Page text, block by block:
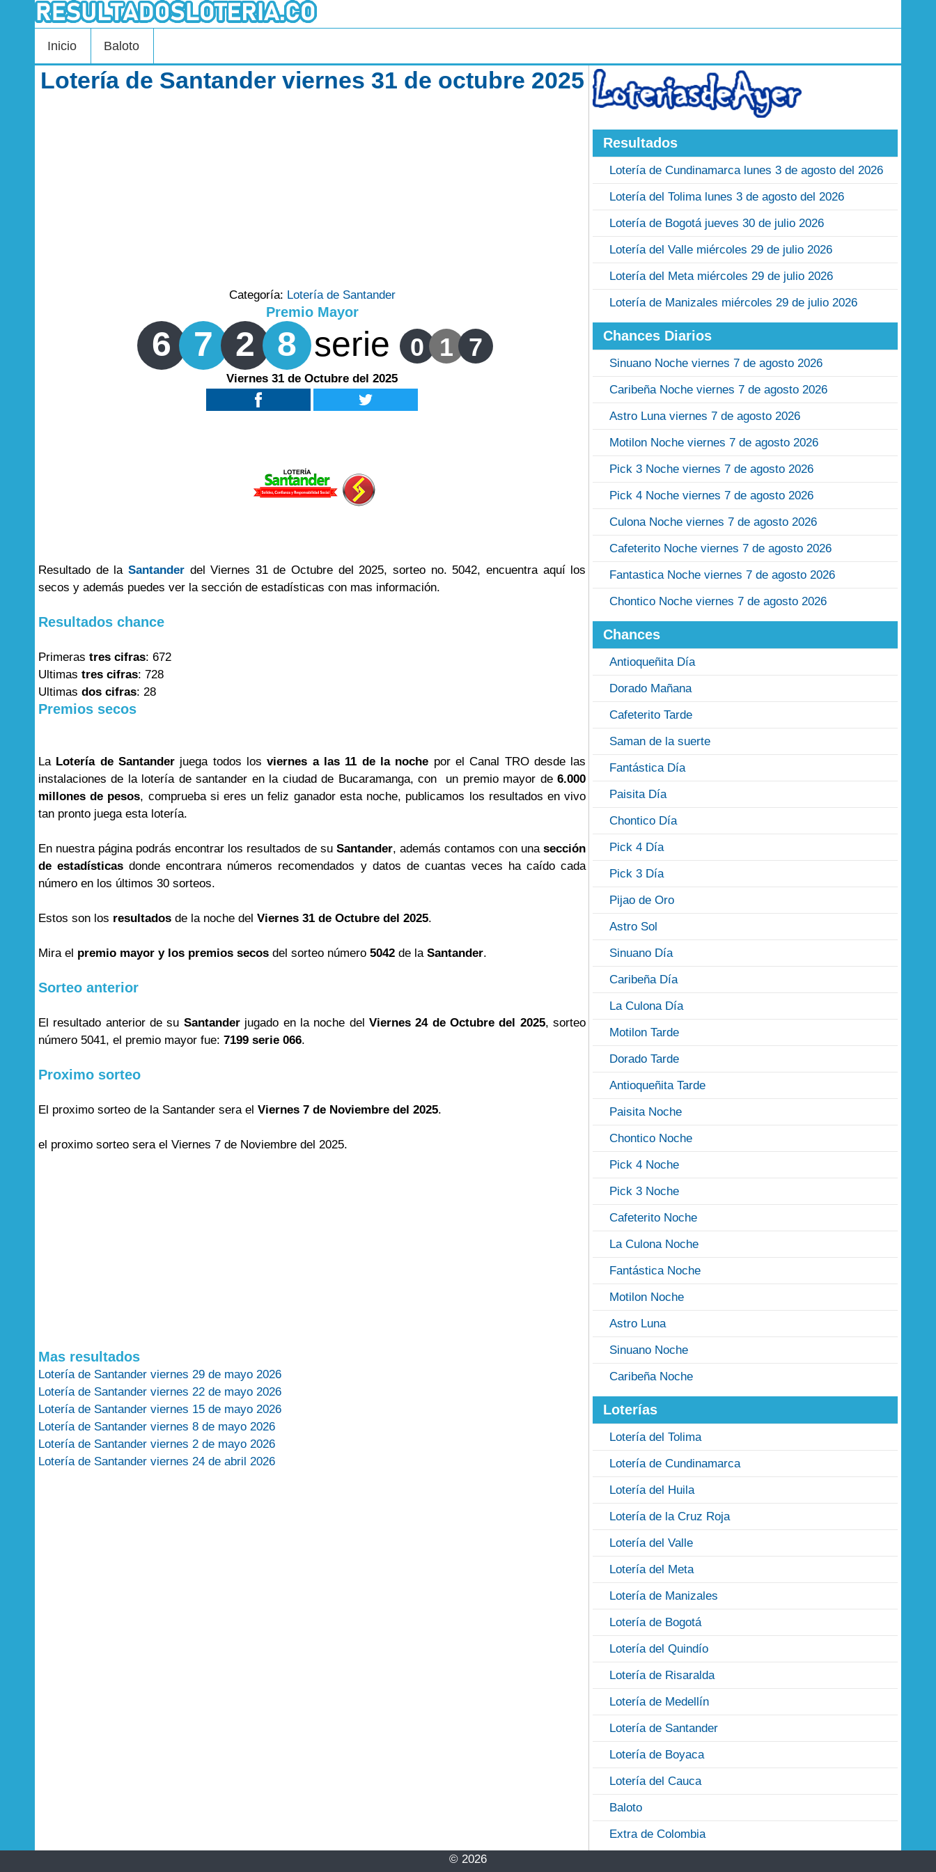
Inicio Baloto
Lotería de Santander viernes 31 de octubre 2025
Categoría: Lotería de Santander
Premio Mayor
6 7 2 8 serie 0 1 7
Viernes 31 de Octubre del 2025
Resultado de la Santanderdel Viernes 31 de Octubre del 2025, sorteo no. 5042, encuentra aquí los
secos y además puedes ver la sección de estadísticas con mas información.
Resultados chance
Primeras tres cifras: 672
Ultimas tres cifras: 728
Ultimas dos cifras: 28
Premios secos
La Lotería de Santander juega todos losviernes a las 11 de la noche por el Canal TRO desde las
instalaciones de la lotería de santander en la ciudad de Bucaramanga, con un premio mayor de6.000
millones de pesos, comprueba si eres un feliz ganador esta noche, publicamos los resultados en vivo
tan pronto juega esta lotería.
En nuestra página podrás encontrar los resultados de suSantander, además contamos con unasección
de estadísticas donde encontrara números recomendados y datos de cuantas veces ha caído cada
número en los últimos 30 sorteos.
Estos son los resultados de la noche del Viernes 31 de Octubre del 2025.
Mira el premio mayor y los premios secos del sorteo número 5042 de la Santander.
Sorteo anterior
El resultado anterior de su Santanderjugado en la noche del Viernes 24 de Octubre del 2025, sorteo
número 5041, el premio mayor fue: 7199 serie 066.
Proximo sorteo
El proximo sorteo de la Santander sera el Viernes 7 de Noviembre del 2025.
el proximo sorteo sera el Viernes 7 de Noviembre del 2025.
Mas resultados
Lotería de Santander viernes 29 de mayo 2026
Lotería de Santander viernes 22 de mayo 2026
Lotería de Santander viernes 15 de mayo 2026
Lotería de Santander viernes 8 de mayo 2026
Lotería de Santander viernes 2 de mayo 2026
Lotería de Santander viernes 24 de abril 2026
Resultados
Lotería de Cundinamarca lunes 3 de agosto del 2026
Lotería del Tolima lunes 3 de agosto del 2026
Lotería de Bogotá jueves 30 de julio 2026
Lotería del Valle miércoles 29 de julio 2026
Lotería del Meta miércoles 29 de julio 2026
Lotería de Manizales miércoles 29 de julio 2026
Chances Diarios
Sinuano Noche viernes 7 de agosto 2026
Caribeña Noche viernes 7 de agosto 2026
Astro Luna viernes 7 de agosto 2026
Motilon Noche viernes 7 de agosto 2026
Pick 3 Noche viernes 7 de agosto 2026
Pick 4 Noche viernes 7 de agosto 2026
Culona Noche viernes 7 de agosto 2026
Cafeterito Noche viernes 7 de agosto 2026
Fantastica Noche viernes 7 de agosto 2026
Chontico Noche viernes 7 de agosto 2026
Chances
Antioqueñita Día
Dorado Mañana
Cafeterito Tarde
Saman de la suerte
Fantástica Día
Paisita Día
Chontico Día
Pick 4 Día
Pick 3 Día
Pijao de Oro
Astro Sol
Sinuano Día
Caribeña Día
La Culona Día
Motilon Tarde
Dorado Tarde
Antioqueñita Tarde
Paisita Noche
Chontico Noche
Pick 4 Noche
Pick 3 Noche
Cafeterito Noche
La Culona Noche
Fantástica Noche
Motilon Noche
Astro Luna
Sinuano Noche
Caribeña Noche
Loterías
Lotería del Tolima
Lotería de Cundinamarca
Lotería del Huila
Lotería de la Cruz Roja
Lotería del Valle
Lotería del Meta
Lotería de Manizales
Lotería de Bogotá
Lotería del Quindío
Lotería de Risaralda
Lotería de Medellín
Lotería de Santander
Lotería de Boyaca
Lotería del Cauca
Baloto
Extra de Colombia
© 2026